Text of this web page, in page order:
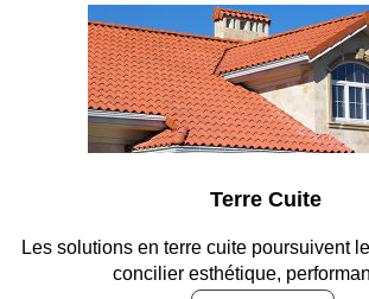
Terre Cuite
Les solutions en terre cuite poursuivent
concilier esthétique,